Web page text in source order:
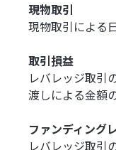
現物取引
現物取引による
取引損益
レバレッジ取引
渡しによる金額
ファンディング
レバレッジ取引